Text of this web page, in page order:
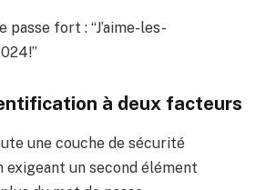
passe fort : “J’aime-les-
à deux facteurs
une couche de sécurité
exigeant un second élément